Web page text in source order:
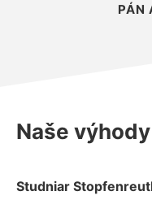
PÁN
Naše výhody
Studniar